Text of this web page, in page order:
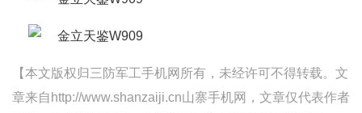
【本文版权归三防军工手机网所有，未经许可不得转载。文
章来自http://www.shanzaiji.cn山寨手机网，文章仅代表作者